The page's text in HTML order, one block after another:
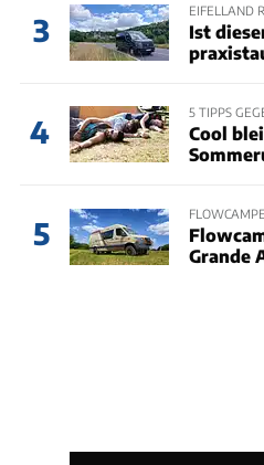
3
EIFELLAND
Ist
4
5 TIPPS
Cool
5
Grande